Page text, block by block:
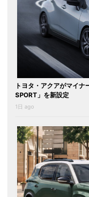
トヨタ・アクアがマイナ
SPORT」を新設定
1日 ago